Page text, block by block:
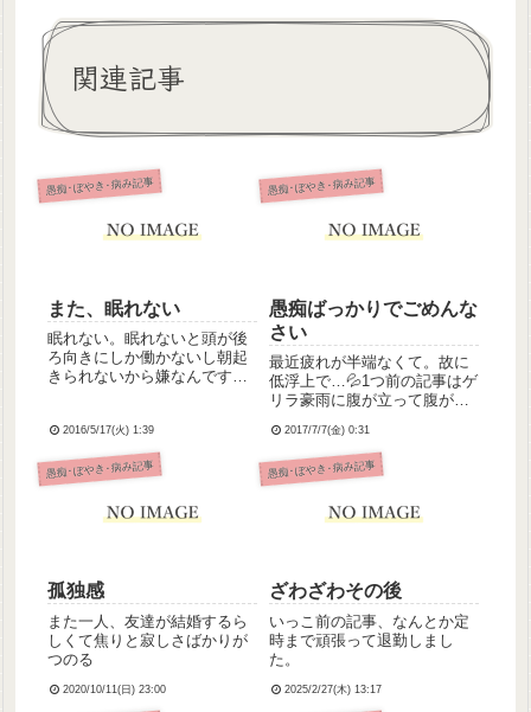
関連記事
愚痴･ぼやき･病み記事
また、眠れない
眠れない。眠れないと頭が後
ろ向きにしか働かないし朝起
きられないから嫌なんですよ
2016/5/17(火) 1:39
愚痴･ぼやき･病み記事
愚痴ばっかりでごめんな
さい
最近疲れが半端なくて。故に
低浮上で…💦1つ前の記事はゲ
リラ豪雨に腹が立って腹が立
のです。準夜明けだったこと
もあり、あまりにむしゃくし
ゃして。すみません。だって
ざんざん降って衣類と靴をべ
2017/7/7(金) 0:31
愚痴･ぼやき･病み記事
孤独感
また一人、友達が結婚するら
しくて焦りと寂しさばかりが
つのる
2020/10/11(日) 23:00
愚痴･ぼやき･病み記事
ざわざわその後
いっこ前の記事、なんとか定
時まで頑張って退勤しまし
た。
2025/2/27(木) 13:17